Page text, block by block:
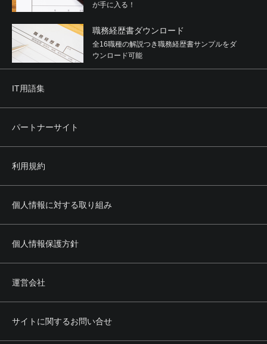
が手に入る！
職務経歴書ダウンロード
全16職種の解説つき職務経歴書サンプルをダ
ウンロード可能
IT用語集
パートナーサイト
利用規約
個人情報に対する取り組み
個人情報保護方針
運営会社
サイトに関するお問い合せ